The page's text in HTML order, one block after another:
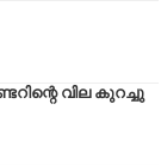
വില കുറച്ചു